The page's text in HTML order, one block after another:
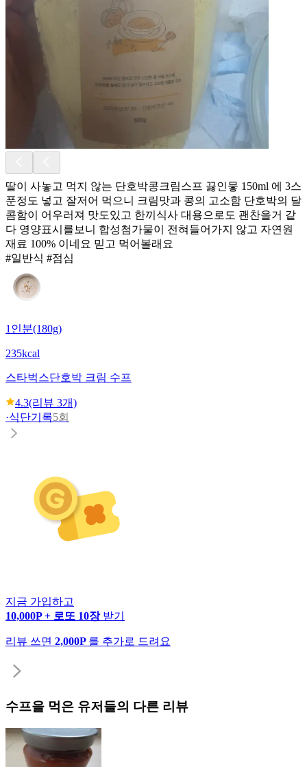
딸이 사놓고 먹지 않는 단호박콩크림스프 끓인뭏 150ml 에 3스
푼정도 넣고 잘저어 먹으니 크림맛과 콩의 고소함 단호박의 달
콤함이 어우러져 맛도있고 한끼식사 대용으로도 괜찬을거 같
다 영양표시를보니 합성첨가물이 전혀들어가지 않고 자연원
재료 100% 이네요 믿고 먹어볼래요
#일반식 #점심
1인분(180g)
235kcal
스타벅스단호박 크림 수프
4.3(리뷰 3개)
·식단기록5회
지금 가입하고
10,000P + 로또 10장 받기
리뷰 쓰면 2,000P 를 추가로 드려요
수프을 먹은 유저들의 다른 리뷰